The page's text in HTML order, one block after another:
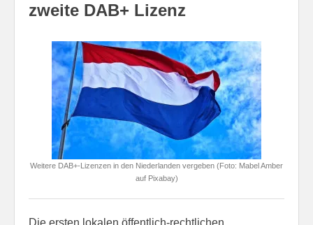
zweite DAB+ Lizenz
Weitere DAB+-Lizenzen in den Niederlanden vergeben (Foto: Mabel Amber
auf Pixabay)